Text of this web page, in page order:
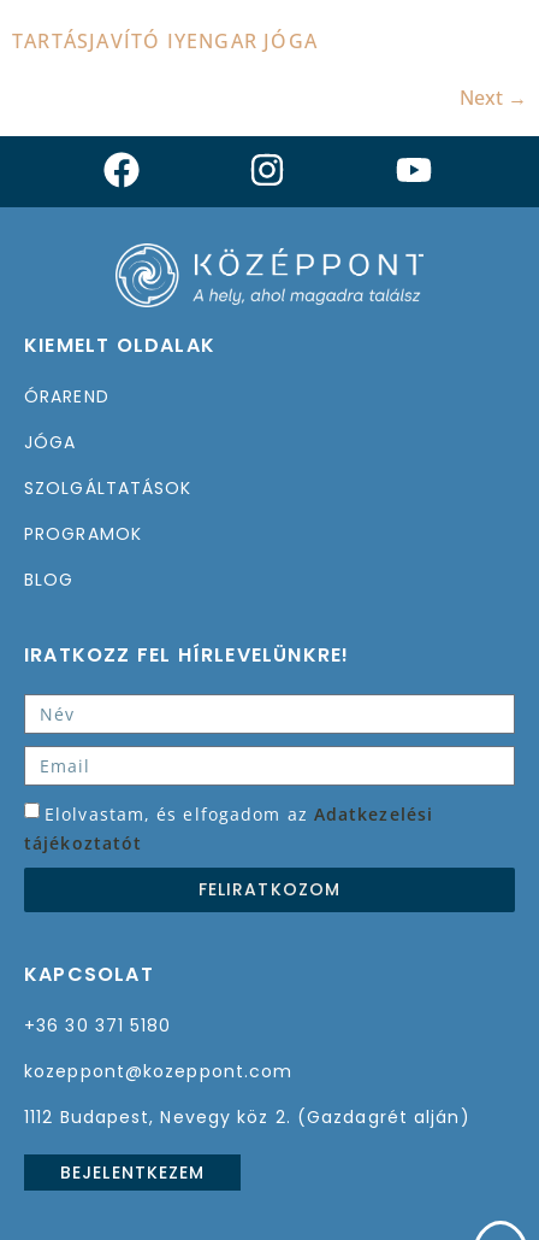
TARTÁSJAVÍTÓ IYENGAR JÓGA
Next →
KIEMELT OLDALAK
ÓRAREND
JÓGA
SZOLGÁLTATÁSOK
PROGRAMOK
BLOG
IRATKOZZ FEL HÍRLEVELÜNKRE!
Elolvastam, és elfogadom az Adatkezelési
tájékoztatót
FELIRATKOZOM
KAPCSOLAT
+36 30 371 5180
kozeppont@kozeppont.com
1112 Budapest, Nevegy köz 2. (Gazdagrét alján)
BEJELENTKEZEM